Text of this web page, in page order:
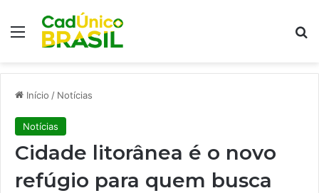
Menu
Início / Notícias
Notícias
Cidade litorânea é o novo
refúgio para quem busca